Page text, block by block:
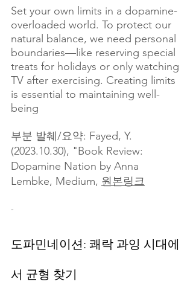
Set your own limits in a dopamine-
overloaded world. To protect our
natural balance, we need personal
boundaries—like reserving special
treats for holidays or only watching
TV after exercising. Creating limits
is essential to maintaining well-
being
부분 발췌/요약: Fayed, Y.
(2023.10.30), "Book Review:
Dopamine Nation by Anna
Lembke, Medium, 원본링크
-
도파민네이션: 쾌락 과잉 시대에
서 균형 찾기